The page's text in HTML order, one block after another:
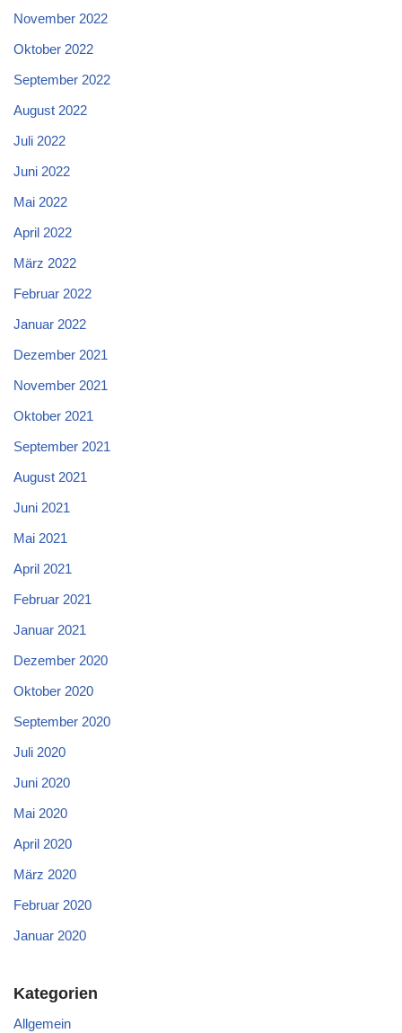
November 2022
Oktober 2022
September 2022
August 2022
Juli 2022
Juni 2022
Mai 2022
April 2022
März 2022
Februar 2022
Januar 2022
Dezember 2021
November 2021
Oktober 2021
September 2021
August 2021
Juni 2021
Mai 2021
April 2021
Februar 2021
Januar 2021
Dezember 2020
Oktober 2020
September 2020
Juli 2020
Juni 2020
Mai 2020
April 2020
März 2020
Februar 2020
Januar 2020
Kategorien
Allgemein